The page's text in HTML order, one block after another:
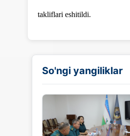
takliflari eshitildi.
So'ngi yangiliklar